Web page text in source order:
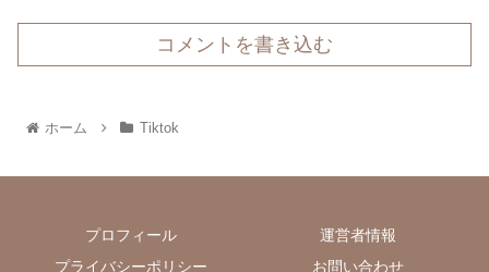
コメントを書き込む
ホーム Tiktok
プロフィール
運営者情報
プライバシーポリシー
お問い合わせ